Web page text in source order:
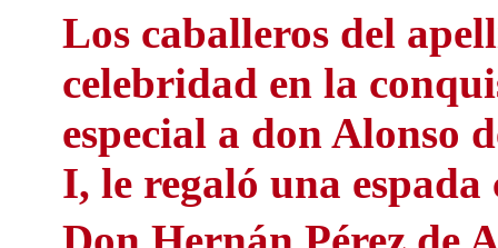
Los caballeros del
celebridad en la
especial a don Alonso
I, le regaló una espada